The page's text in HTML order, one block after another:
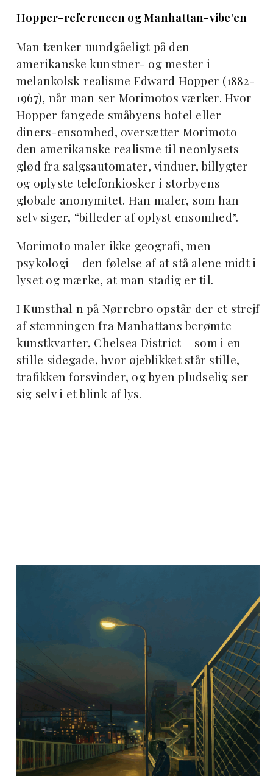
Hopper-referencen og Manhattan-vibe’en
Man tænker uundgåeligt på den
amerikanske kunstner- og mester i
melankolsk realisme Edward Hopper (1882-
1967), når man ser Morimotos værker. Hvor
Hopper fangede småbyens hotel eller
diners-ensomhed, oversætter Morimoto
den amerikanske realisme til neonlysets
glød fra salgsautomater, vinduer, billygter
og oplyste telefonkiosker i storbyens
globale anonymitet. Han maler, som han
selv siger, “billeder af oplyst ensomhed”.
Morimoto maler ikke geografi, men
psykologi – den følelse af at stå alene midt i
lyset og mærke, at man stadig er til.
I Kunsthal n på Nørrebro opstår der et strejf
af stemningen fra Manhattans berømte
kunstkvarter, Chelsea District – som i en
stille sidegade, hvor øjeblikket står stille,
trafikken forsvinder, og byen pludselig ser
sig selv i et blink af lys.